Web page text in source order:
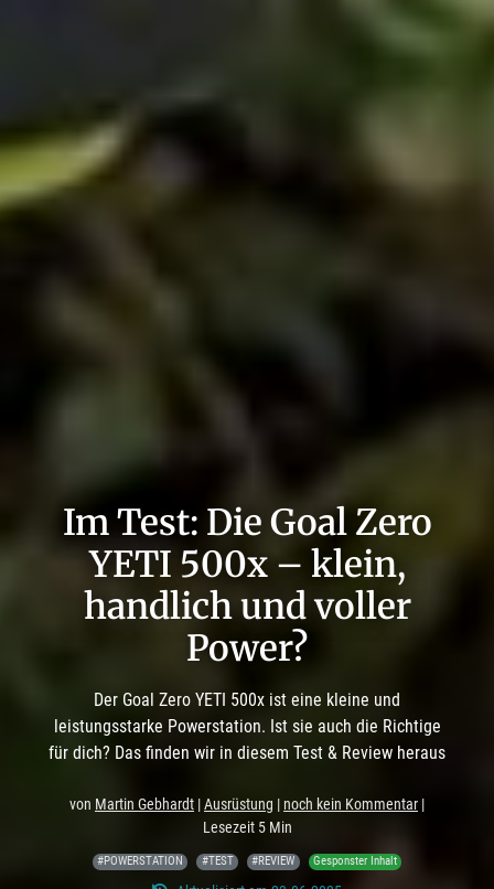
Im Test: Die Goal Zero
YETI 500x – klein,
handlich und voller
Power?
Der Goal Zero YETI 500x ist eine kleine und
leistungsstarke Powerstation. Ist sie auch die Richtige
für dich? Das finden wir in diesem Test & Review heraus
von Martin Gebhardt |Ausrüstung | noch kein Kommentar |
Lesezeit 5 Min
#POWERSTATION #TEST #REVIEW Gesponster Inhalt